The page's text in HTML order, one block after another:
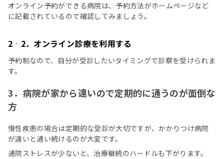
オンライン予約ができる病院は、予約方法がホームページなど
に記載されているので確認してみましょう。
2‐2．オンライン診療を利用する
予約制なので、自分が受診したいタイミングで診察を受けられま
す。
3．病院が家から遠いので定期的に通うのが面倒な
方
慢性疾患の場合は定期的な受診が大切ですが、かかりつけ病院
が遠いと通い続けるのが大変です。
通院ストレスが少ないと、治療継続のハードルも下がります。